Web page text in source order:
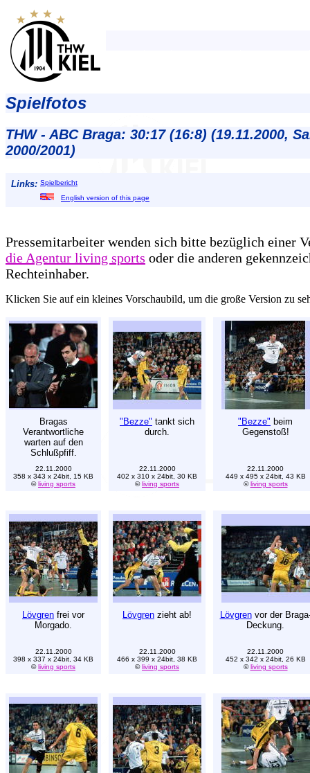
Spielfotos
THW - ABC Braga: 30:17 (16:8) (19.11.2000,
2000/2001)
Links: Spielbericht
English version of this page
Pressemitarbeiter wenden sich bitte bezüglich einer
die Agentur living sports oder die anderen
Rechteinhaber.
Klicken Sie auf ein kleines Vorschaubild, um die große Version zu
Bragas
Verantwortliche
warten auf den
Schlußpfiff.
"Bezze" tankt sich
durch.
"Bezze" beim
Gegenstoß!
22.11.2000
358 x 343 x 24bit, 15 KB
©living sports
22.11.2000
402 x 310 x 24bit, 30 KB
©living sports
22.11.2000
449 x 495 x 24bit, 43 KB
©living sports
Lövgren frei vor
Morgado.
Lövgren zieht ab! Lövgrenvor der
Deckung.
22.11.2000
398 x 337 x 24bit, 34 KB
©living sports
22.11.2000
466 x 399 x 24bit, 38 KB
©living sports
22.11.2000
452 x 342 x 24bit, 26 KB
©living sports